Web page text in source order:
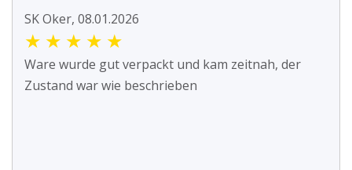
SK Oker, 08.01.2026
★ ★ ★ ★ ★
Ware wurde gut verpackt und kam zeitnah, der
Zustand war wie beschrieben